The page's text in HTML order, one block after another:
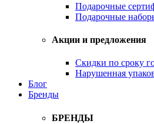
Подарочные
Подарочные
Акции и предложения
Скидки по сроку
Нарушенная
Блог
Бренды
БРЕНДЫ